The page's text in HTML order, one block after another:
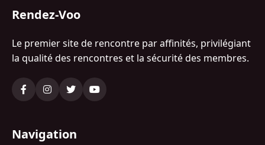
Rendez-Voo
Le premier site de rencontre par affinités, privilégiant
la qualité des rencontres et la sécurité des membres.
Navigation